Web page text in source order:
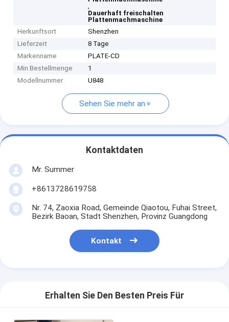
,
Dauerhaft freischalten
Plattenmachmaschine
Herkunftsort
Shenzhen
Lieferzeit
8 Tage
Markenname
PLATE-CD
Min Bestellmenge
1
Modellnummer
U848
Sehen Sie mehr an
Kontaktdaten
Mr. Summer
+8613728619758
Nr. 74, Zaoxia Road, Gemeinde Qiaotou, Fuhai Street,
Bezirk Baoan, Stadt Shenzhen, Provinz Guangdong
Kontakt
Erhalten Sie Den Besten Preis Für